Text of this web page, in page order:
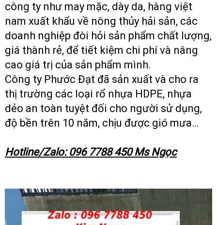
công ty như may mặc, dày da, hàng việt
nam xuất khẩu về nông thủy hải sản, các
doanh nghiệp đòi hỏi sản phẩm chất lượng,
giá thành rẻ, để tiết kiệm chi phí và nâng
cao giá trị của sản phẩm mình.
Công ty Phước Đạt đã sản xuất và cho ra
thị trường các loại rổ nhựa HDPE, nhựa
dẻo an toàn tuyệt đối cho người sử dụng,
độ bền trên 10 năm, chịu được gió mưa…
Hotline/Zalo: 096 7788 450 Ms Ngọc